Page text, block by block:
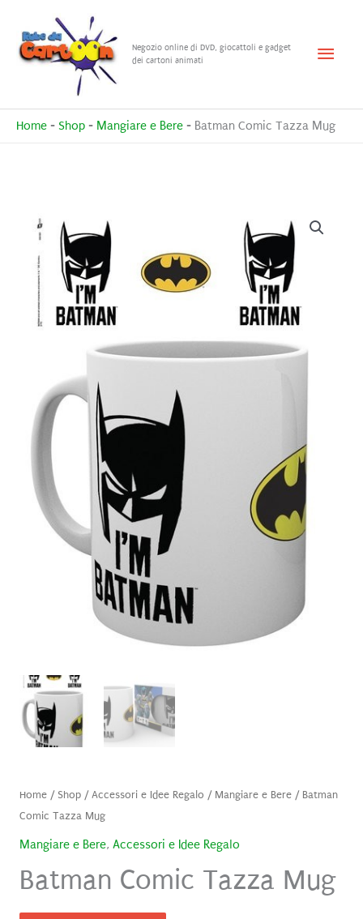
contenuto
Negozio online di DVD, giocattoli e gadget
dei cartoni animati
Menu
Home - Shop - Mangiare e Bere - Batman Comic Tazza Mug
Home/ Shop/Accessori e Idee Regalo / Mangiare e Bere/ Batman
Comic Tazza Mug
Mangiare e Bere, Accessori e Idee Regalo
Batman Comic Tazza Mug